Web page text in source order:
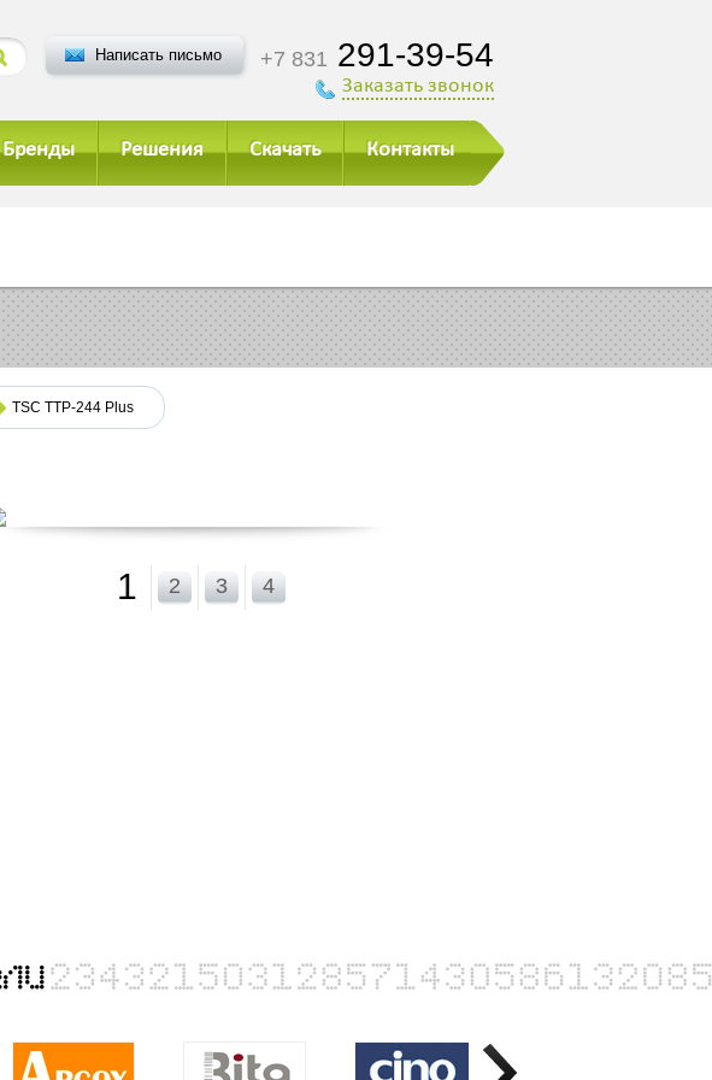
Написать письмо +7 831 291-39-54
Заказать звонок
Бренды Решения Скачать Контакты
TSC TTP-244 Plus
1 2 3 4